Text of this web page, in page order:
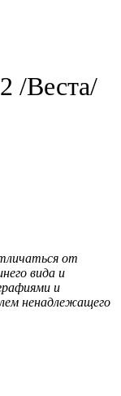
/Веста/
от
вида и
и
ненадлежащего